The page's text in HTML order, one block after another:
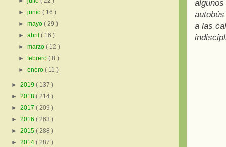
a las
►junio( 16 )
►mayo( 29 )
►abril( 16 )
►marzo( 12 )
►febrero( 8 )
►enero( 11 )
► 2019 ( 137 )
► 2018 ( 214 )
► 2017 ( 209 )
► 2016 ( 263 )
► 2015 ( 288 )
► 2014 ( 287 )